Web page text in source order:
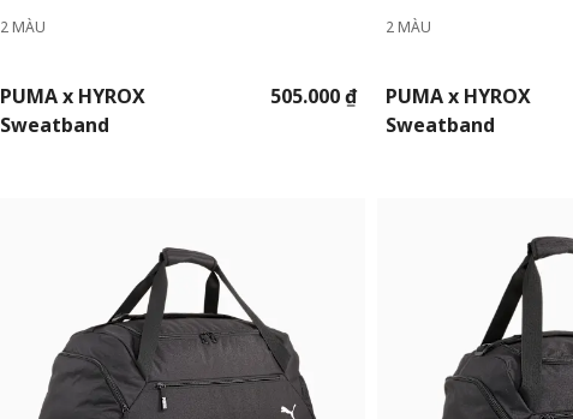
2 MÀU
PUMA x HYROX
Sweatband
505.000 ₫
2 MÀU
PUMA x HYROX
Sweatband